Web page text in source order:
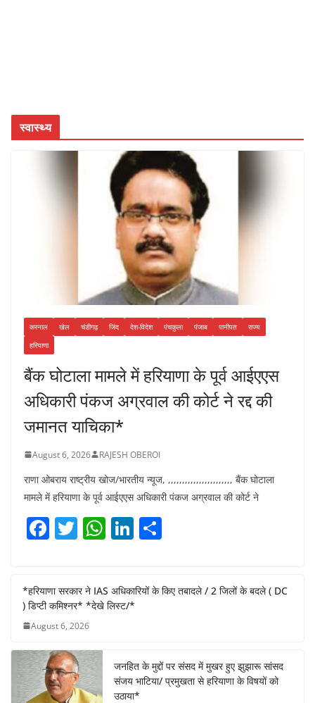
स्वास्थ्य
करनाल खेल चंडीगढ़ जिंद देश-विदेश पंचकुला पंजाब पानीपत
राज्य
हरियाणा
बैंक घोटाला मामले में हरियाणा के पूर्व आईएएस
अधिकारी पंकज अग्रवाल की कोर्ट ने रद्द की
जमानत याचिका*
August 6, 2026 RAJESH OBEROI
राणा ओबराय राष्ट्रीय खोज/भारतीय न्यूज, ,,,,,,,,,,,,,,,,,,,,,,, बैंक घोटाला
मामले में हरियाणा के पूर्व आईएएस अधिकारी पंकज अग्रवाल की कोर्ट ने
F
a
e
b
o
k
T
w
er
W
h
s
A
p
Li
n
e e
*हरियाणा सरकार ने IAS अधिकारियों के किए तबादले / 2 जिलों के बदले ( DC
) डिप्टी कमिश्नर* *देखे लिस्ट/*
August 6, 2026
जनहित के मुद्दों पर संसद में मुखर हुए झुझारू सांसद
संजय भाटिया/ प्रमुखता से हरियाणा के विषयों को
उठाया*